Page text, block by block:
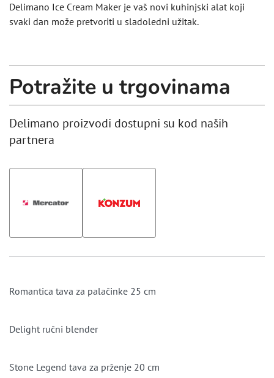
Delimano Ice Cream Maker je vaš novi kuhinjski alat koji
svaki dan može pretvoriti u sladoledni užitak.
Potražite u trgovinama
Delimano proizvodi dostupni su kod naših
partnera
Romantica tava za palačinke 25 cm
Delight ručni blender
Stone Legend tava za prženje 20 cm